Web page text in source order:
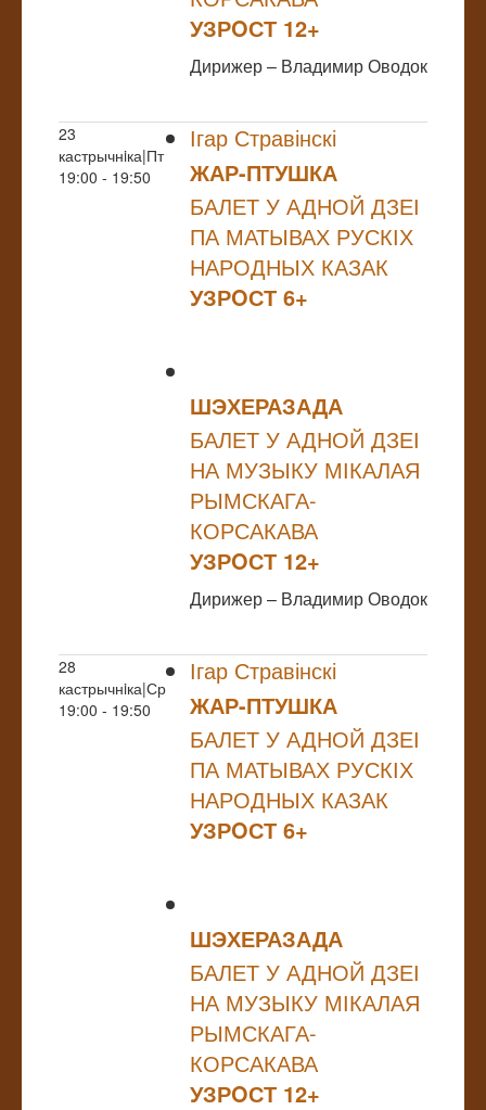
УЗРOСТ 12+
Дирижер – Владимир Оводок
23
кастрычнiка|Пт
19:00 - 19:50
Ігар Стравінскі
ЖАР-ПТУШКА
БАЛЕТ У АДНОЙ ДЗЕІ
ПА МАТЫВАХ РУСКІХ
НАРОДНЫХ КАЗАК
УЗРOСТ 6+
ШЭХЕРАЗАДА
БАЛЕТ У АДНОЙ ДЗЕІ
НА МУЗЫКУ МІКАЛАЯ
РЫМСКАГА-
КОРСАКАВА
УЗРOСТ 12+
Дирижер – Владимир Оводок
28
кастрычнiка|Ср
19:00 - 19:50
Ігар Стравінскі
ЖАР-ПТУШКА
БАЛЕТ У АДНОЙ ДЗЕІ
ПА МАТЫВАХ РУСКІХ
НАРОДНЫХ КАЗАК
УЗРOСТ 6+
ШЭХЕРАЗАДА
БАЛЕТ У АДНОЙ ДЗЕІ
НА МУЗЫКУ МІКАЛАЯ
РЫМСКАГА-
КОРСАКАВА
УЗРOСТ 12+